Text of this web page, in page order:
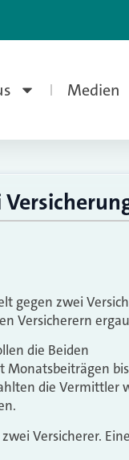
Medien
gegen zwei
Versicherern
die Beiden
die Vermittler
Versicherer.